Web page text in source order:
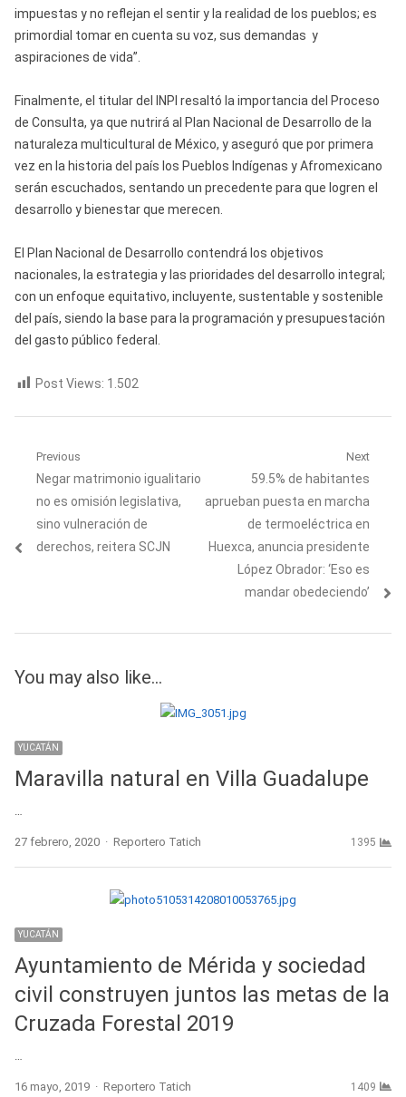
impuestas y no reflejan el sentir y la realidad de los pueblos; es
primordial tomar en cuenta su voz, sus demandas y
aspiraciones de vida”.
Finalmente, el titular del INPI resaltó la importancia del Proceso
de Consulta, ya que nutrirá al Plan Nacional de Desarrollo de la
naturaleza multicultural de México, y aseguró que por primera
vez en la historia del país los Pueblos Indígenas y Afromexicano
serán escuchados, sentando un precedente para que logren el
desarrollo y bienestar que merecen.
El Plan Nacional de Desarrollo contendrá los objetivos
nacionales, la estrategia y las prioridades del desarrollo integral;
con un enfoque equitativo, incluyente, sustentable y sostenible
del país, siendo la base para la programación y presupuestación
del gasto público federal.
Post Views: 1.502
Navegación
de
entradas
Previous
Previous
post:
Negar matrimonio igualitario
no es omisión legislativa,
sino vulneración de
derechos, reitera SCJN
Next
Next
post:
59.5% de habitantes
aprueban puesta en marcha
de termoeléctrica en
Huexca, anuncia presidente
López Obrador: ‘Eso es
mandar obedeciendo’
You may also like...
YUCATÁN
Maravilla natural en Villa Guadalupe
27 febrero, 2020 Author
Reportero Tatich 1395
YUCATÁN
Ayuntamiento de Mérida y sociedad
civil construyen juntos las metas de la
Cruzada Forestal 2019
16 mayo, 2019 Author
Reportero Tatich 1409